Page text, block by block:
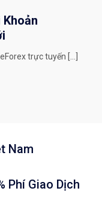
trực tuyến […]
Nam
Phí Giao Dịch